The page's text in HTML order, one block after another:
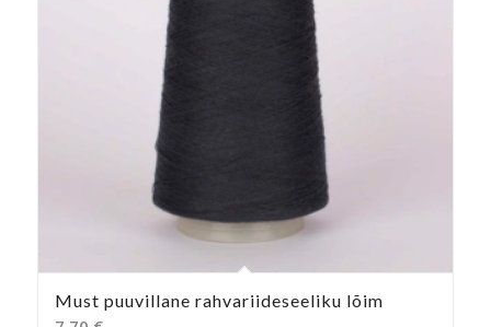
Must puuvillane rahvariideseeliku lõim